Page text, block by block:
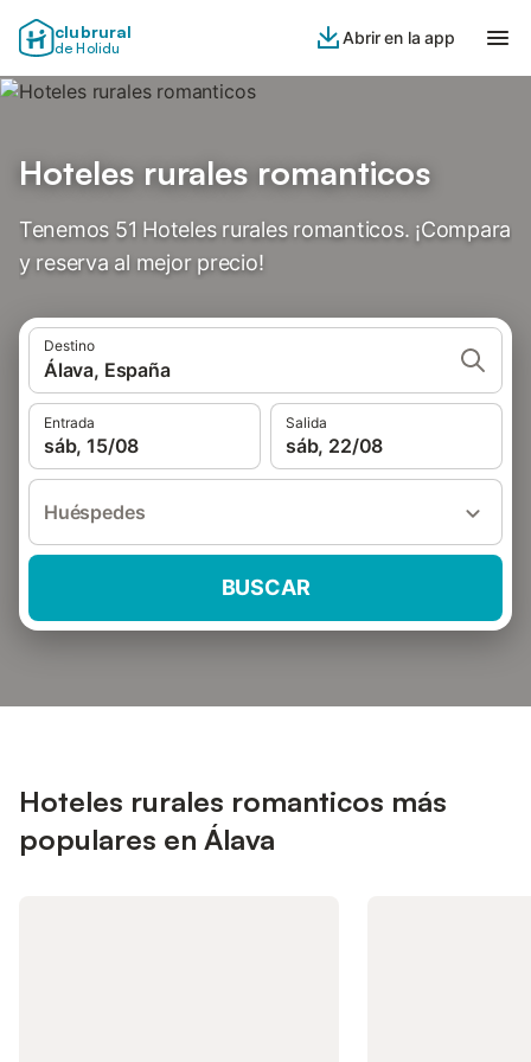
clubrural
de Holidu
Abrir en la app
Hoteles rurales romanticos
Tenemos 51 Hoteles rurales romanticos. ¡Compara
y reserva al mejor precio!
Destino
Álava, España
Entrada
sáb, 15/08
Salida
sáb, 22/08
Huéspedes
BUSCAR
Hoteles rurales romanticos más
populares en Álava